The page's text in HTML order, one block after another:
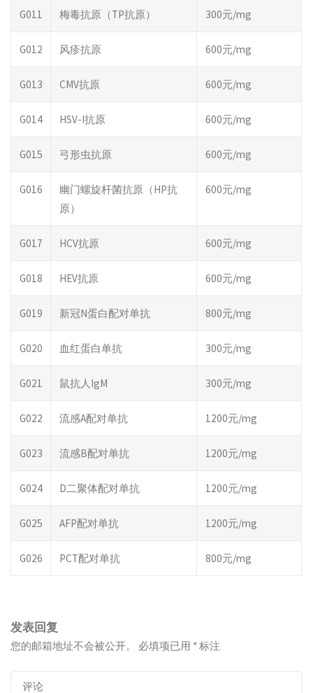
G011 梅毒抗原（TP抗原） 300元/mg
G012 风疹抗原 600元/mg
G013 CMV抗原 600元/mg
G014 HSV-I抗原 600元/mg
G015 弓形虫抗原 600元/mg
G016
幽门螺旋杆菌抗原（HP抗
原）
600元/mg
G017 HCV抗原 600元/mg
G018 HEV抗原 600元/mg
G019 新冠N蛋白配对单抗 800元/mg
G020 血红蛋白单抗 300元/mg
G021 鼠抗人IgM 300元/mg
G022 流感A配对单抗 1200元/mg
G023 流感B配对单抗 1200元/mg
G024 D二聚体配对单抗 1200元/mg
G025 AFP配对单抗 1200元/mg
G026 PCT配对单抗 800元/mg
发表回复
您的邮箱地址不会被公开。 必填项已用 *标注